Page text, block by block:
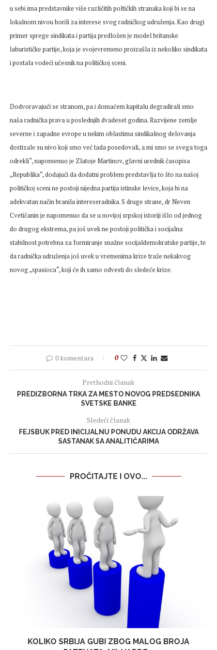
u sebi ima predstavnike više različitih poltičkih stranaka koji bi se na
lokalnom nivou borili za interese svog radničkog udruženja. Kao drugi
primer sprege sindikata i partija predložen je model britanske
laburističke partije, koja je svojevremeno proizašla iz nekoliko sindikata
i postala vodeći učesnik na političkoj sceni.
Dodvoravajući se stranom, pa i domaćem kapitalu degradirali smo
naša radnička prava u poslednjih dvadeset godina. Razvijene zemlje
severne i zapadne evrope u nekim oblastima sindikalnog delovanja
dostizale su nivo koji smo već tada posedovali, a mi smo se svega toga
odrekli“, napomenuo je Zlatoje Martinov, glavni urednik časopisa
„Republika“, dodajući da dodatni problem predstavlja to što na našoj
političkoj sceni ne postoji nijedna partija istinske levice, koja bi na
adekvatan način branila intereseradnika. S druge strane, dr Neven
Cvetičanin je napomenuo da se u novijoj srpskoj istoriji išlo od jednog
do drugog ekstrema, pa još uvek ne postoji politička i socijalna
stabilnost potrebna za formiranje snažne socijaldemokratske partije, te
da radnička udruženja još uvek u vremenima krize traže nekakvog
novog „spasioca“, koji će ih samo odvesti do sledeće krize.
0 komentara 0
Prethodni članak
PREDIZBORNA TRKA ZA MESTO NOVOG PREDSEDNIKA
SVETSKE BANKE
Sledeći članak
FEJSBUK PRED INICIJALNU PONUDU AKCIJA ODRŽAVA
SASTANAK SA ANALITIČARIMA
PROČITAJTE I OVO...
KOLIKO SRBIJA GUBI ZBOG MALOG BROJA